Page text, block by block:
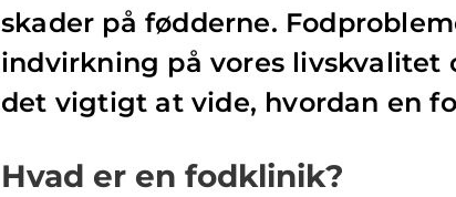
skader på fødderne.
indvirkning på vores livskvalitet
det vigtigt at vide, hvordan en
Hvad er en fodklinik?